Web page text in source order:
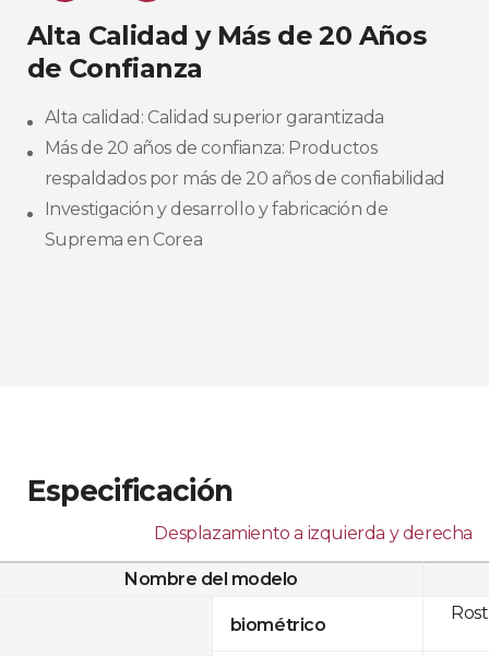
Alta Calidad y Más de 20 Años
de Confianza​
Alta calidad: Calidad superior garantizada​
Más de 20 años de confianza: Productos
respaldados por más de 20 años de confiabilidad​
Investigación y desarrollo y fabricación de
Suprema en Corea​
Especificación
Desplazamiento a izquierda y derecha
Nombre del modelo
biométrico